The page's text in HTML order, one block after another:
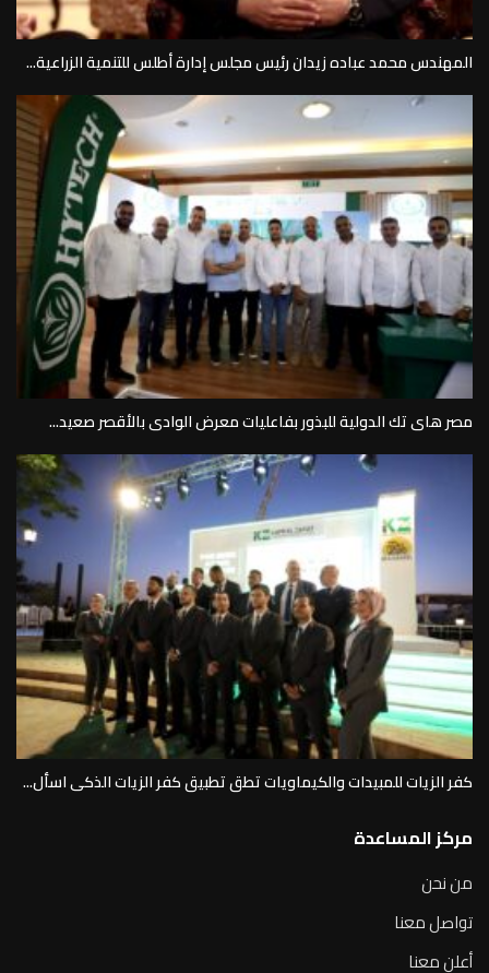
المهندس محمد عباده زيدان رئيس مجلس إدارة أطلس للتنمية الزراعية...
مصر هاى تك الدولية للبذور بفاعليات معرض الوادى بالأقصر صعيد...
كفر الزيات للمبيدات والكيماويات تطق تطبيق كفر الزيات الذكى اسأل...
مركز المساعدة
من نحن
تواصل معنا
أعلن معنا